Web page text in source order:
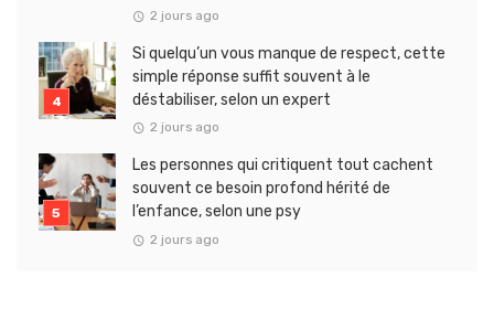
2 jours ago
Si quelqu’un vous manque de respect, cette
simple réponse suffit souvent à le
déstabiliser, selon un expert
2 jours ago
Les personnes qui critiquent tout cachent
souvent ce besoin profond hérité de
l’enfance, selon une psy
2 jours ago